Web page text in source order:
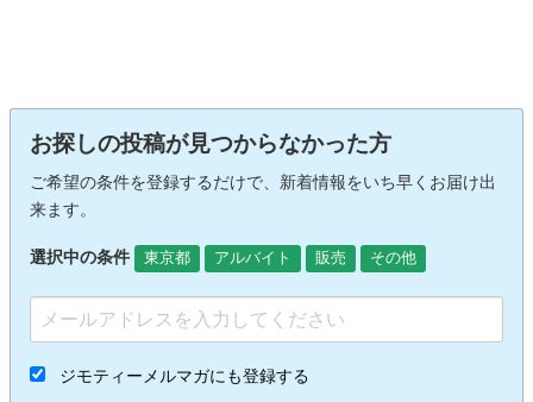
お探しの投稿が見つからなかった方
ご希望の条件を登録するだけで、新着情報をいち早くお届け出
来ます。
選択中の条件 東京都 アルバイト 販売 その他
ジモティーメルマガにも登録する